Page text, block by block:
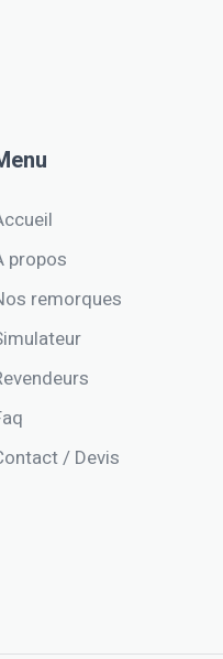
propos
remorques
/ Devis